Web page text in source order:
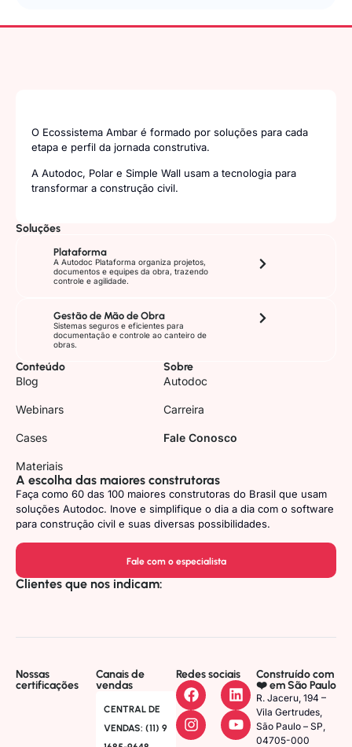
O Ecossistema Ambar é formado por soluções para cada
etapa e perfil da jornada construtiva.
A Autodoc, Polar e Simple Wall usam a tecnologia para
transformar a construção civil.
Soluções
Plataforma
A Autodoc Plataforma organiza projetos,
documentos e equipes da obra, trazendo
controle e agilidade.
Gestão de Mão de Obra
Sistemas seguros e eficientes para
documentação e controle ao canteiro de
obras.
Conteúdo
Blog
Webinars
Cases
Materiais
Sobre
Autodoc
Carreira
Fale Conosco
A escolha das maiores construtoras
Faça como 60 das 100 maiores construtoras do Brasil que usam
soluções Autodoc. Inove e simplifique o dia a dia com o software
para construção civil e suas diversas possibilidades.
Fale com o especialista
Clientes que nos indicam:
Nossas
certificações
Canais de
vendas
CENTRAL DE
VENDAS: (11) 9
Redes sociais
Construído com
❤️ em São Paulo
R. Jaceru, 194 –
Vila Gertrudes,
São Paulo – SP,
04705-000